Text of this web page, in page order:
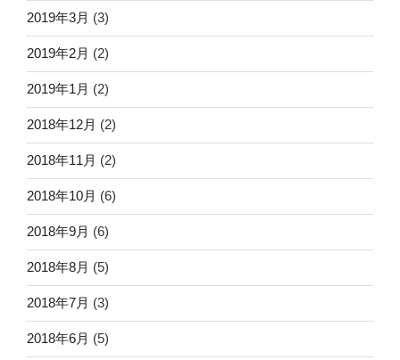
2019年3月 (3)
2019年2月 (2)
2019年1月 (2)
2018年12月 (2)
2018年11月 (2)
2018年10月 (6)
2018年9月 (6)
2018年8月 (5)
2018年7月 (3)
2018年6月 (5)